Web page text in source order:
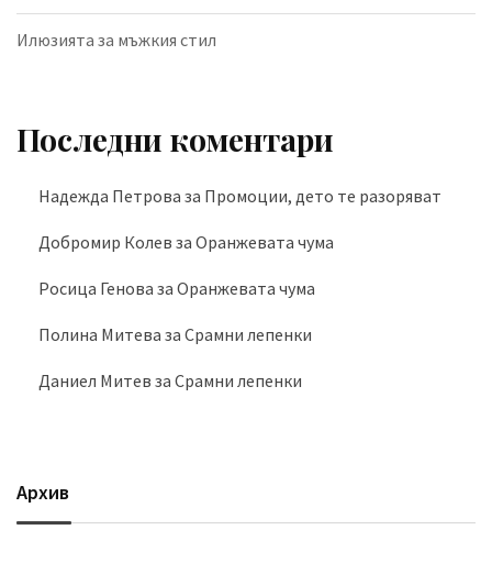
Илюзията за мъжкия стил
Последни коментари
Надежда Петрова за Промоции, дето те разоряват
Добромир Колев за Оранжевата чума
Росица Генова за Оранжевата чума
Полина Митева за Срамни лепенки
Даниел Митев за Срамни лепенки
Архив